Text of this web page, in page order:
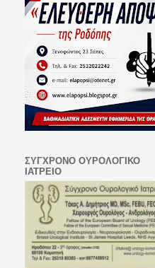
ΣΥΓΧΡΟΝΟ ΟΥΡΟΛΟΓΙΚΟ
ΙΑΤΡΕΙΟ